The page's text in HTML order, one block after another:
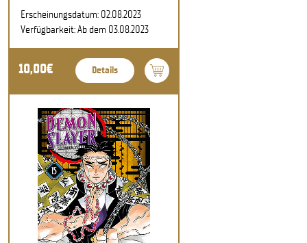
Erscheinungsdatum: 02.08.2023
Verfügbarkeit: Ab dem 03.08.2023
10,00€ Details